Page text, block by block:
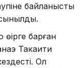
байланысты
барған
Такаити
Ол